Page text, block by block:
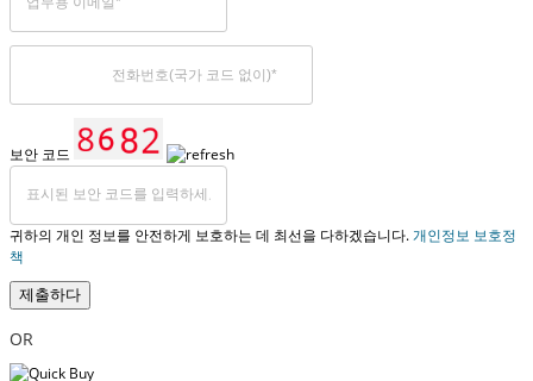
보안 코드
귀하의 개인 정보를 안전하게 보호하는 데 최선을 다하겠습니다.개인정보 보호정
책
제출하다
OR